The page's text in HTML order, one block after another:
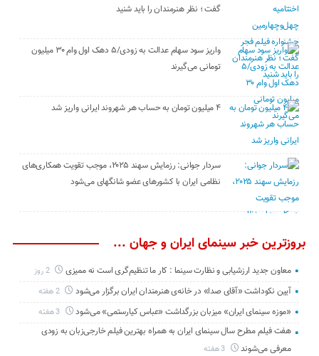
گفت ؛ نظر هنرمندان را باید شنید
واریز سود سهام عدالت به زودی/۵ دهک اول وام ۳۰ میلیون
تومانی می‌گیرند
۴ میلیون تومان به حساب هر شهروند ایرانی واریز شد
سردار جوانی: رزمایش سهند ۲۰۲۵، موجب تقویت همکاری‌های
نظامی ایران با کشور‌های عضو شانگهای می‌شود
بروزترین خبر سینمای ایران و جهان ...
معاون جدید ارزشیابی و نظارت سینما : کار ما تنظیم‌گری است نه ممیزی 2 روز
آیین نکوداشت «آقای صدا» در خانه‌ی هنرمندان ایران برگزار می‌شود 2 هفته
«موزه سینمای ایران» میزبان بزرگداشت «عباس کیارستمی» می‌شود 3 هفته
هفت فیلم مطرح سال سینمای ایران به همراه بهترین فیلم خارجی‌زبان به زودی
معرفی می‌شوند
3 هفته